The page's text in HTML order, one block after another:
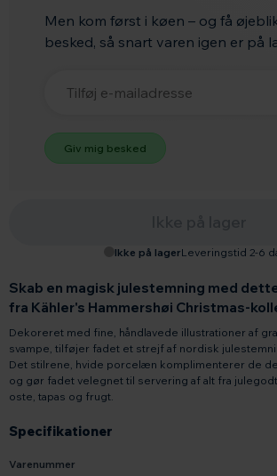
Specifikationer
Varenummer
Skab en magisk julestemning med
fra Kähler's Hammershøi Christmas-
Dekoreret med fine, håndlavede illustrationer af
svampe, tilføjer fadet et strejf af nordisk
Det stilrene, hvide porcelæn komplimenterer de
og gør fadet velegnet til servering af alt fra
oste, tapas og frugt.
Men kom først i køen – og få
besked, så snart varen igen er på
Ikke på lager Leveringstid 2-6